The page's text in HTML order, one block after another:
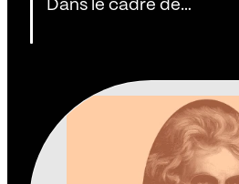
Dans le cadre de…